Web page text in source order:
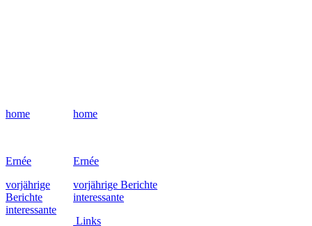
home
Ernée
vorjährige
Berichte
interessante
home
Ernée
vorjährige Berichte
interessante
Links